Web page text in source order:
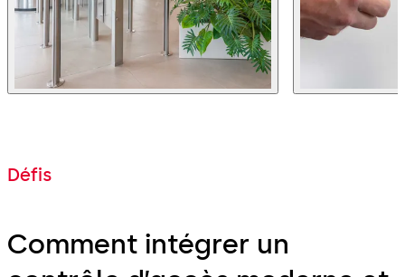
Défis
Comment intégrer un